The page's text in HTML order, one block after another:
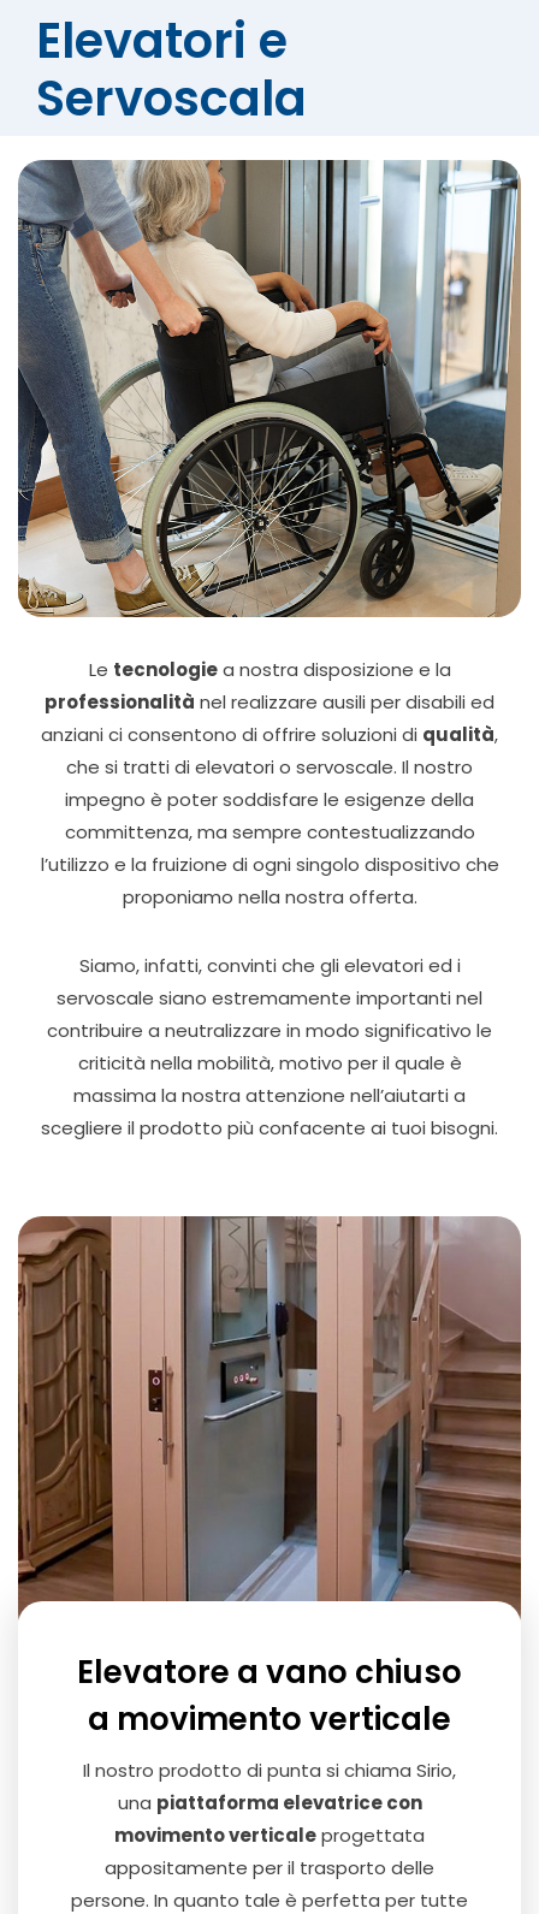
Elevatori e
Servoscala
Le tecnologiea nostra disposizione e la
professionalità nel realizzare ausili per disabili ed
anziani ci consentono di offrire soluzioni di qualità,
che si tratti di elevatori o servoscale. Il nostro
impegno è poter soddisfare le esigenze della
committenza, ma sempre contestualizzando
l’utilizzo e la fruizione di ogni singolo dispositivo che
proponiamo nella nostra offerta.
Siamo, infatti, convinti che gli elevatori ed i
servoscale siano estremamente importanti nel
contribuire a neutralizzare in modo significativo le
criticità nella mobilità, motivo per il quale è
massima la nostra attenzione nell’aiutarti a
scegliere il prodotto più confacente ai tuoi bisogni.
Elevatore a vano chiuso
a movimento verticale
Il nostro prodotto di punta si chiama Sirio,
una piattaforma elevatrice con
movimento verticaleprogettata
appositamente per il trasporto delle
persone. In quanto tale è perfetta per tutte